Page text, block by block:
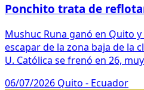
Ponchito trata de
Mushuc Runa ganó en Quito
escapar de la zona baja de la
U. Católica se frenó en 26,
06/07/2026 Quito - Ecuador